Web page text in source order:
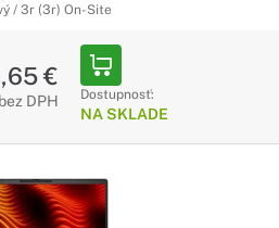
/ 3r (3r) On-Site
€
DPH Dostupnosť:
NA SKLADE